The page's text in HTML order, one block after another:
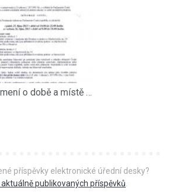
Oznámení o době a místě konání voleb do PS PČR 2013
příspěvky elektronické úřední desky?
publikovaných příspěvků